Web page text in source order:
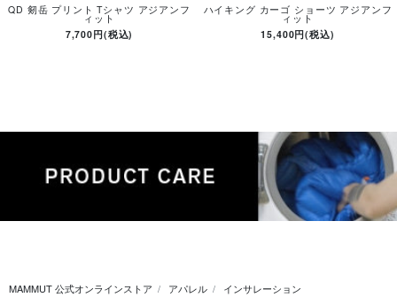
QD 剱岳 プリント Tシャツ アジアンフ
ィット
7,700円(税込)
ハイキング カーゴ ショーツ アジアンフ
ィット
15,400円(税込)
MAMMUT 公式オンラインストア アパレル インサレーション